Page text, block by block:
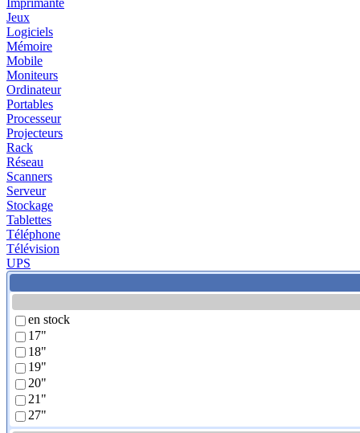
Imprimante
Jeux
Logiciels
Mémoire
Mobile
Moniteurs
Ordinateur
Portables
Processeur
Projecteurs
Rack
Réseau
Scanners
Serveur
Stockage
Tablettes
Téléphone
Télévision
UPS
en stock
17"
18"
19"
20"
21"
27"